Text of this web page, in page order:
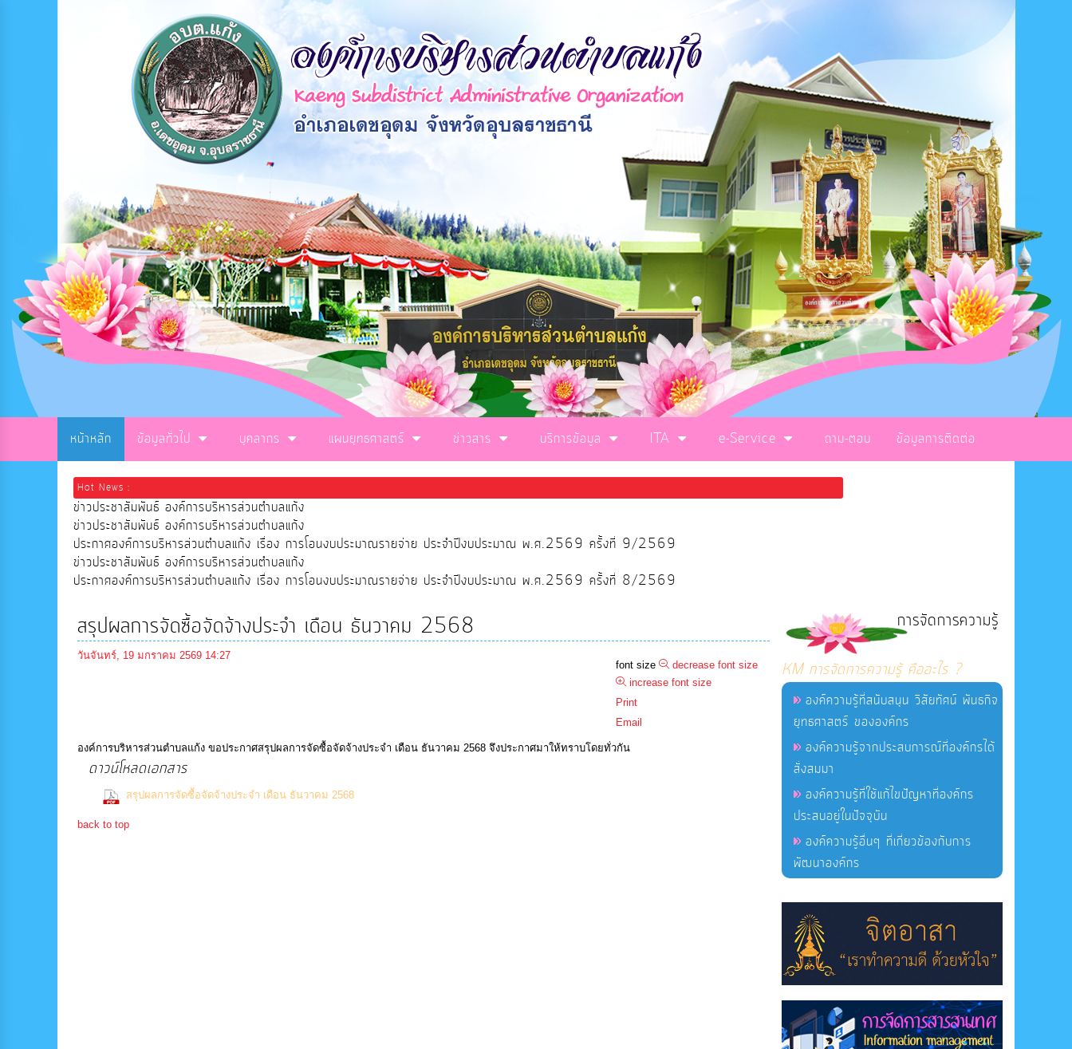
หน้าหลัก ข้อมูลทั่วไป บุคลากร แผนยุทธศาสตร์ ข่าวสาร บริการข้อมูล ITA e-Service ถาม-ตอบ ข้อมูลการติดต่อ
Hot News :
ข่าวประชาสัมพันธ์ องค์การบริหารส่วนตำบลแก้ง
ข่าวประชาสัมพันธ์ องค์การบริหารส่วนตำบลแก้ง
ประกาศองค์การบริหารส่วนตำบลแก้ง เรื่อง การโอนงบประมาณรายจ่าย ประจำปีงบประมาณ พ.ศ.2569 ครั้งที่ 9/2569
ข่าวประชาสัมพันธ์ องค์การบริหารส่วนตำบลแก้ง
ประกาศองค์การบริหารส่วนตำบลแก้ง เรื่อง การโอนงบประมาณรายจ่าย ประจำปีงบประมาณ พ.ศ.2569 ครั้งที่ 8/2569
สรุปผลการจัดซื้อจัดจ้างประจำ เดือน ธันวาคม 2568
วันจันทร์, 19 มกราคม 2569 14:27
font size
decrease font size
increase font size
Print
Email
องค์การบริหารส่วนตำบลแก้ง ขอประกาศสรุปผลการจัดซื้อจัดจ้างประจำ เดือน ธันวาคม 2568 จึงประกาศมาให้ทราบโดยทั่วกัน
ดาวน์โหลดเอกสาร
สรุปผลการจัดซื้อจัดจ้างประจำ เดือน ธันวาคม 2568
back to top
การจัดการความรู้
KM การจัดการความรู้ คืออะไร ?
องค์ความรู้ที่สนับสนุน วิสัยทัศน์ พันธกิจ
ยุทธศาสตร์ ขององค์กร
องค์ความรู้จากประสบการณ์ที่องค์กรได้
สั่งสมมา
องค์ความรู้ที่ใช้แก้ไขปัญหาที่องค์กร
ประสบอยู่ในปัจจุบัน
องค์ความรู้อื่นๆ ที่เกี่ยวข้องกับการ
พัฒนาองค์กร